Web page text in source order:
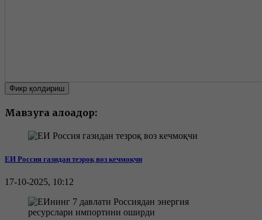
Фикр қолдириш
Мавзуга алоқадор:
ЕИ Россия газидан тезроқ воз кечмоқчи
17-10-2025, 10:12